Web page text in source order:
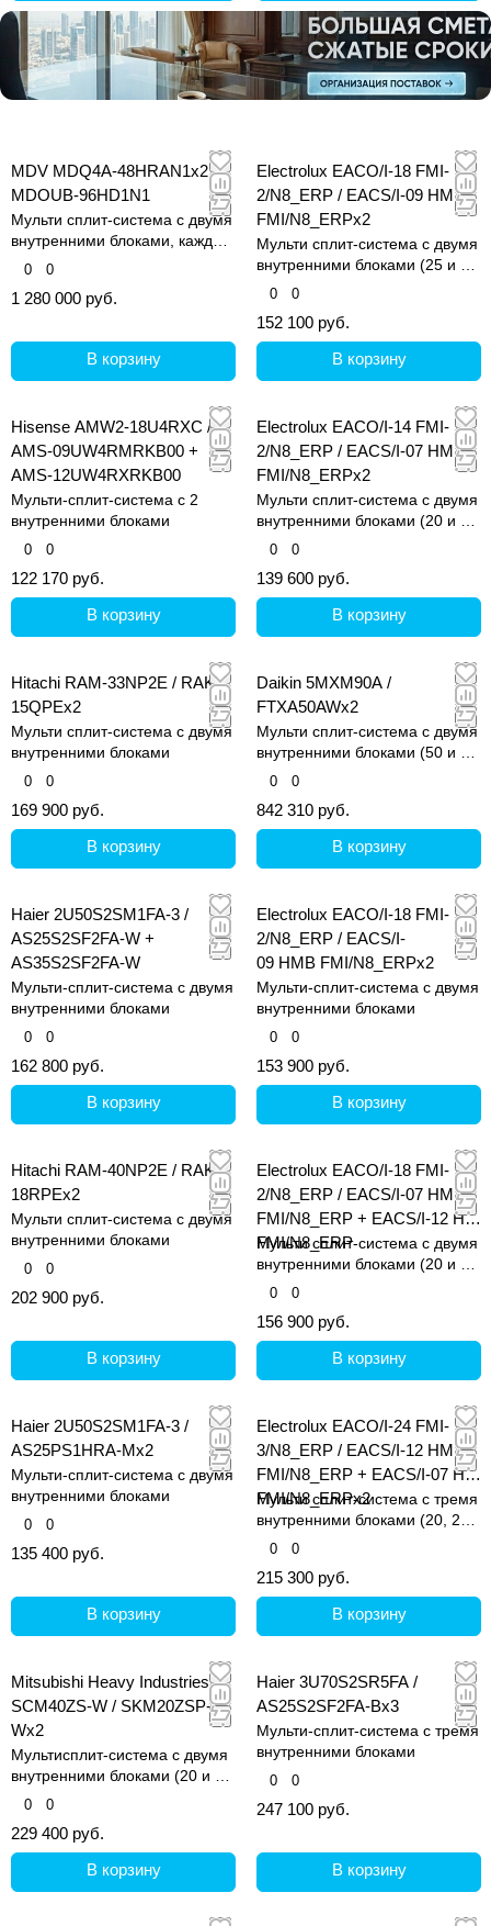
MDV MDQ4A-48HRAN1x2 /
MDOUB-96HD1N1
Мульти сплит-система с двумя
внутренними блоками, каждый
до 130 кв.м.
0 0
1 280 000 руб.
В корзину
Electrolux EACO/I-18 FMI-
2/N8_ERP / EACS/I-09 HM
FMI/N8_ERPx2
Мульти сплит-система с двумя
внутренними блоками (25 и 25
кв.м)
0 0
152 100 руб.
В корзину
Hisense AMW2-18U4RXC /
AMS-09UW4RMRKB00 +
AMS-12UW4RXRKB00
Мульти-сплит-система с 2
внутренними блоками
0 0
122 170 руб.
В корзину
Electrolux EACO/I-14 FMI-
2/N8_ERP / EACS/I-07 HM
FMI/N8_ERPx2
Мульти сплит-система с двумя
внутренними блоками (20 и 20
кв.м)
0 0
139 600 руб.
В корзину
Hitachi RAM-33NP2E / RAK-
15QPEx2
Мульти сплит-система с двумя
внутренними блоками
0 0
169 900 руб.
В корзину
Daikin 5MXM90A /
FTXA50AWx2
Мульти сплит-система с двумя
внутренними блоками (50 и 50
кв.м)
0 0
842 310 руб.
В корзину
Haier 2U50S2SM1FA-3 /
AS25S2SF2FA-W +
AS35S2SF2FA-W
Мульти-сплит-система с двумя
внутренними блоками
0 0
162 800 руб.
В корзину
Electrolux EACO/I-18 FMI-
2/N8_ERP / EACS/I-
09 HMB FMI/N8_ERPx2
Мульти-сплит-система с двумя
внутренними блоками
0 0
153 900 руб.
В корзину
Hitachi RAM-40NP2E / RAK-
18RPEx2
Мульти сплит-система с двумя
внутренними блоками
0 0
202 900 руб.
В корзину
Electrolux EACO/I-18 FMI-
2/N8_ERP / EACS/I-07 HM
FMI/N8_ERP + EACS/I-12 HM
FMI/N8_ERP
Мульти сплит-система с двумя
внутренними блоками (20 и 30
кв.м)
0 0
156 900 руб.
В корзину
Haier 2U50S2SM1FA-3 /
AS25PS1HRA-Mx2
Мульти-сплит-система с двумя
внутренними блоками
0 0
135 400 руб.
В корзину
Electrolux EACO/I-24 FMI-
3/N8_ERP / EACS/I-12 HM
FMI/N8_ERP + EACS/I-07 HM
FMI/N8_ERPx2
Мульти сплит-система с тремя
внутренними блоками (20, 20
и 30 кв.м)
0 0
215 300 руб.
В корзину
Mitsubishi Heavy Industries
SCM40ZS-W / SKM20ZSP-
Wx2
Мультисплит-система с двумя
внутренними блоками (20 и 20
кв.м)
0 0
229 400 руб.
В корзину
Haier 3U70S2SR5FA /
AS25S2SF2FA-Bx3
Мульти-сплит-система с тремя
внутренними блоками
0 0
247 100 руб.
В корзину